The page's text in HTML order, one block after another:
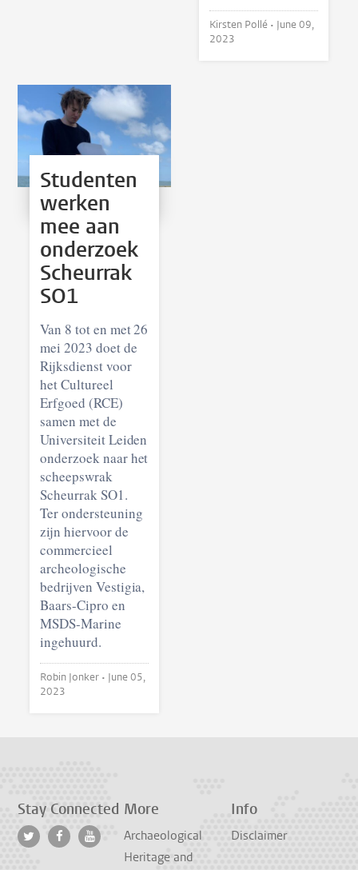
Kirsten Pollé • June 09,
2023
Studenten
werken
mee aan
onderzoek
Scheurrak
SO1
Van 8 tot en met 26
mei 2023 doet de
Rijksdienst voor
het Cultureel
Erfgoed (RCE)
samen met de
Universiteit Leiden
onderzoek naar het
scheepswrak
Scheurrak SO1.
Ter ondersteuning
zijn hiervoor de
commercieel
archeo­logische
bedrijven Vestigia,
Baars-Cipro en
MSDS-Marine
ingehuurd.
Robin Jonker • June 05,
2023
Stay Connected More
Archaeological
Heritage and
Info
Disclaimer